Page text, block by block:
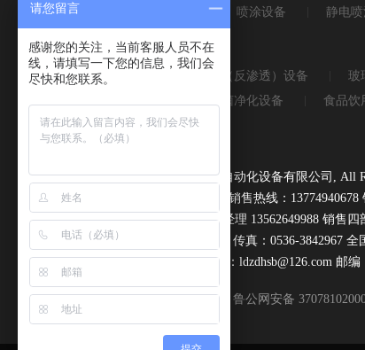
喷涂设备 静电
KEYWORD
桶装水设备 纯净水（反渗透）设备 玻
杀菌净化设备 食品饮
打码机喷码机系列
Copyright © 2016,青州市路得自动化设备有限公司, All
地址：青州市邵庄高庙工业园 销售热线：
理13953635432 销售三部：于经理 13562649988 销售四
电话：0536-3842997 3842967 传真：0536-3842967 全
网址：www.ldzdhsb.com Email：ldzdhsb@126.com 邮编
鲁公网安备
请您留言
感谢您的关注，当前客服人员不在
线，请填写一下您的信息，我们会
尽快和您联系。